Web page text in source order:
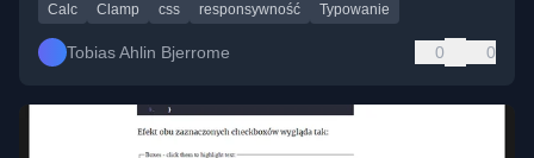
Calc Clamp css responsywność Typowanie
Tobias Ahlin Bjerrome 0 0